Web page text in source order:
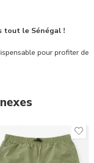
tout le Sénégal !
pour profiter de